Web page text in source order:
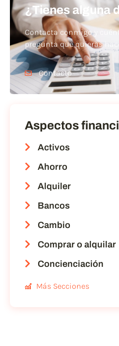
¿Tienes alguna
Contacta conmigo y
pregunta que quieras
Contacto
Aspectos
Activos
Ahorro
Alquiler
Bancos
Cambio
Comprar o alquilar
Concienciación
Más Secciones